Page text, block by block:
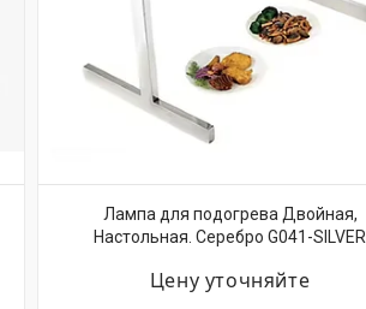
Лампа для подогрева Двойная,
Настольная. Серебро G041-SILVER
Цену уточняйте